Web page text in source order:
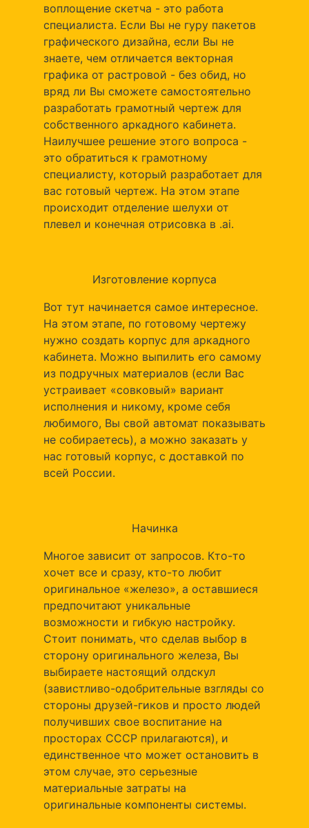
воплощение скетча - это работа
специалиста. Если Вы не гуру пакетов
графического дизайна, если Вы не
знаете, чем отличается векторная
графика от растровой - без обид, но
вряд ли Вы сможете самостоятельно
разработать грамотный чертеж для
собственного аркадного кабинета.
Наилучшее решение этого вопроса -
это обратиться к грамотному
специалисту, который разработает для
вас готовый чертеж. На этом этапе
происходит отделение шелухи от
плевел и конечная отрисовка в .ai.
Изготовление корпуса
Вот тут начинается самое интересное.
На этом этапе, по готовому чертежу
нужно создать корпус для аркадного
кабинета. Можно выпилить его самому
из подручных материалов (если Вас
устраивает «совковый» вариант
исполнения и никому, кроме себя
любимого, Вы свой автомат показывать
не собираетесь), а можно заказать у
нас готовый корпус, с доставкой по
всей России.
Начинка
Многое зависит от запросов. Кто-то
хочет все и сразу, кто-то любит
оригинальное «железо», а оставшиеся
предпочитают уникальные
возможности и гибкую настройку.
Стоит понимать, что сделав выбор в
сторону оригинального железа, Вы
выбираете настоящий олдскул
(завистливо-одобрительные взгляды со
стороны друзей-гиков и просто людей
получивших свое воспитание на
просторах СССР прилагаются), и
единственное что может остановить в
этом случае, это серьезные
материальные затраты на
оригинальные компоненты системы.